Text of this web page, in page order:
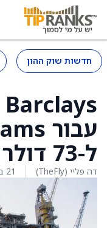
חדשות שוק ההון
ל-73 דולר מ-66 דולר
דה פליי (TheFly) 21 בפברואר 2026